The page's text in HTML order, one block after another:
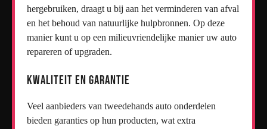
hergebruiken, draagt u bij aan het verminderen van afval
en het behoud van natuurlijke hulpbronnen. Op deze
manier kunt u op een milieuvriendelijke manier uw auto
repareren of upgraden.
Kwaliteit en Garantie
Veel aanbieders van tweedehands auto onderdelen
bieden garanties op hun producten, wat extra